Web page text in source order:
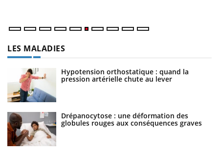
LES MALADIES
Hypotension orthostatique : quand la
pression artérielle chute au lever
Drépanocytose : une déformation des
globules rouges aux conséquences graves